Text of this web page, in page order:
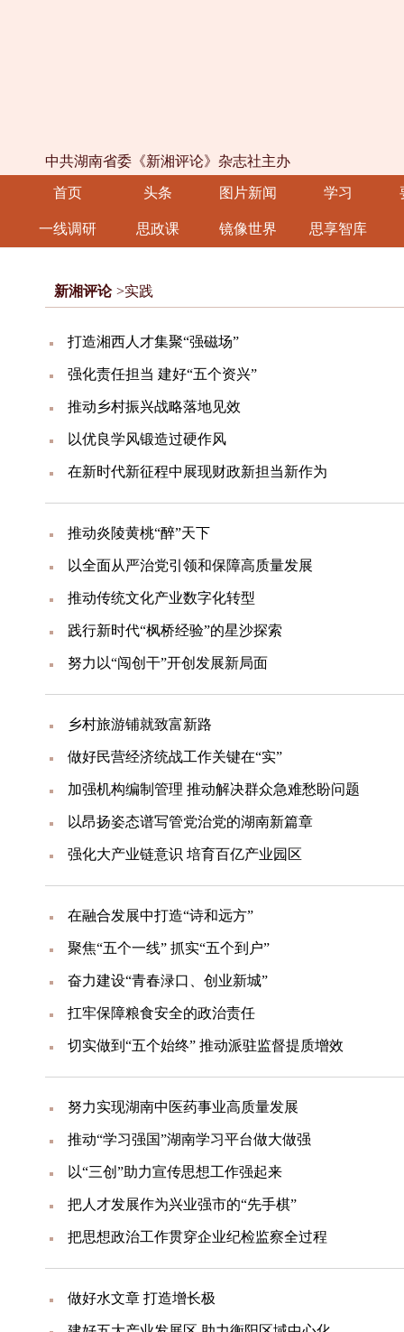
中共湖南省委《新湘评论》杂志社主办
首页 头条 图片新闻 学习
一线调研 思政课 镜像世界 思享智库
新湘评论 >实践
打造湘西人才集聚“强磁场”
强化责任担当 建好“五个资兴”
推动乡村振兴战略落地见效
以优良学风锻造过硬作风
在新时代新征程中展现财政新担当新作为
推动炎陵黄桃“醉”天下
以全面从严治党引领和保障高质量发展
推动传统文化产业数字化转型
践行新时代“枫桥经验”的星沙探索
努力以“闯创干”开创发展新局面
乡村旅游铺就致富新路
做好民营经济统战工作关键在“实”
加强机构编制管理 推动解决群众急难愁盼问题
以昂扬姿态谱写管党治党的湖南新篇章
强化大产业链意识 培育百亿产业园区
在融合发展中打造“诗和远方”
聚焦“五个一线” 抓实“五个到户”
奋力建设“青春渌口、创业新城”
扛牢保障粮食安全的政治责任
切实做到“五个始终” 推动派驻监督提质增效
努力实现湖南中医药事业高质量发展
推动“学习强国”湖南学习平台做大做强
以“三创”助力宣传思想工作强起来
把人才发展作为兴业强市的“先手棋”
把思想政治工作贯穿企业纪检监察全过程
做好水文章 打造增长极